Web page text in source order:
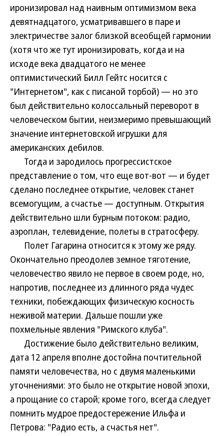
иронизировал над наивным оптимизмом века
девятнадцатого, усматривавшего в паре и
электричестве залог близкой всеобщей гармонии
(хотя что же тут иронизировать, когда и на
исходе века двадцатого не менее
оптимистический Билл Гейтс носится с
"Интернетом", как с писаной торбой) — но это
был действительно колоссальный переворот в
человеческом бытии, неизмеримо превышающий
значение интернетовской игрушки для
американских дебилов.
Тогда и зародилось прогрессистское
представление о том, что еще вот-вот — и будет
сделано последнее открытие, человек станет
всемогущим, а счастье — доступным. Открытия
действительно шли бурным потоком: радио,
аэроплан, телевидение, полеты в стратосферу.
Полет Гагарина относится к этому же ряду.
Окончательно преодолев земное тяготение,
человечество явило не первое в своем роде, но,
напротив, последнее из длинного ряда чудес
техники, побеждающих физическую косность
неживой материи. Дальше пошли уже
похмельные явления "Римского клуба".
Достижение было действительно великим,
дата 12 апреля вполне достойна почтительной
памяти человечества, но с двумя маленькими
уточнениями: это было не открытие новой эпохи,
а прощание со старой; кроме того, всегда следует
помнить мудрое предостережение Ильфа и
Петрова: "Радио есть, а счастья нет".